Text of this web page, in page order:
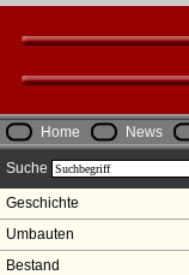
Home News
Suche
Geschichte
Umbauten
Bestand